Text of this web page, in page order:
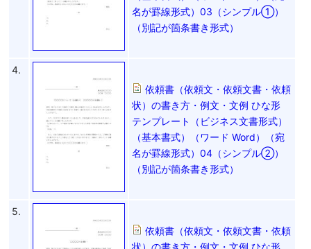
名が罫線形式）03（シンプル①）
（別記が箇条書き形式）
4.
依頼書（依頼文・依頼文書・依頼
状）の書き方・例文・文例 ひな形
テンプレート（ビジネス文書形式）
（基本書式）（ワード Word）（宛
名が罫線形式）04（シンプル②）
（別記が箇条書き形式）
5.
依頼書（依頼文・依頼文書・依頼